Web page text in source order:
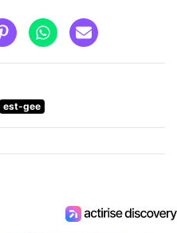
est-gee